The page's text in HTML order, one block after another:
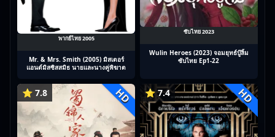
พากย์ไทย 2005
Mr. & Mrs. Smith (2005) มิสเตอร์
แอนด์มิสซิสสมิธ นายและนางคู่พิฆาต
ซับไทย 2023
Wulin Heroes (2023) จอมยุทธ์บู๊ลิ้ม
ซับไทย Ep1-22
⭐ 7.8 HD ⭐ 7.4 HD